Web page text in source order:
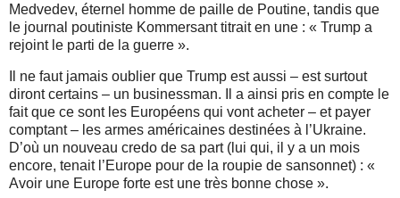
Medvedev, éternel homme de paille de Poutine, tandis que
le journal poutiniste Kommersant titrait en une : « Trump a
rejoint le parti de la guerre ».
Il ne faut jamais oublier que Trump est aussi – est surtout
diront certains – un businessman. Il a ainsi pris en compte le
fait que ce sont les Européens qui vont acheter – et payer
comptant – les armes américaines destinées à l’Ukraine.
D’où un nouveau credo de sa part (lui qui, il y a un mois
encore, tenait l’Europe pour de la roupie de sansonnet) : «
Avoir une Europe forte est une très bonne chose ».